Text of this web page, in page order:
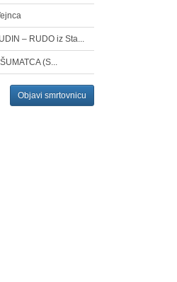
– RUDO iz Sta...
(S...
Objavi smrtovnicu